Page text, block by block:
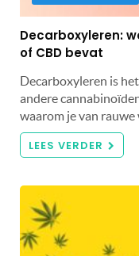
Decarboxyleren:
of CBD bevat
Decarboxyleren is
andere
waarom je van
LEES VERDER